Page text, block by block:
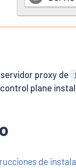
proxy de
plane
de